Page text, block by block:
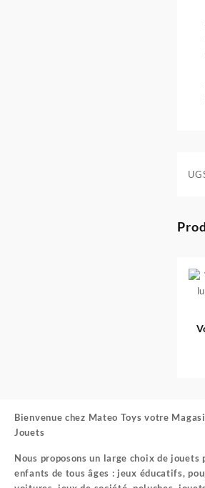
Bienvenue chez Mateo Toys votre
Jouets
Nous proposons un large choix de jouets
enfants de tous âges : jeux éducatifs,